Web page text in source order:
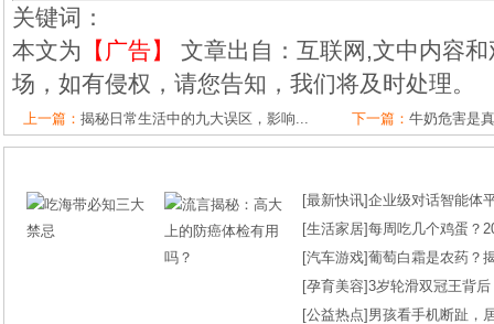
关键词：
本文为 【广告】
文章出自：互联网,文中内容
场，如有侵权，请您告知，我们将及时处理。
上一篇： 揭秘日常生活中的九大误区，影响... 下一篇： 牛奶危害是
[最新快讯]企业级对话智能体
[生活家居]每周吃几个鸡蛋？
[汽车游戏]葡萄白霜是农药？
[孕育美容]3岁轮滑双冠王背
[公益热点] 男孩看手机断趾，